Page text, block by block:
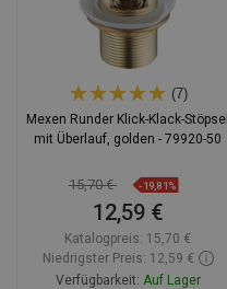
(7)
Mexen Runder Klick-Klack-Stöpsel
mit Überlauf, golden - 79920-50
15,70 € -19,81%
12,59 €
Katalogpreis: 15,70 €
Niedrigster Preis: 12,59 €
Verfügbarkeit: Auf Lager